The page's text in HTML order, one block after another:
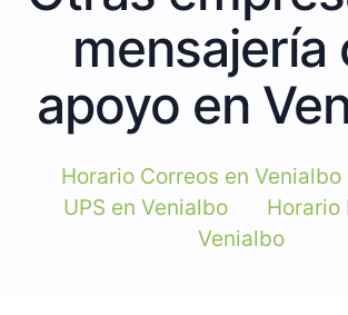
mensajería
apoyo en
Horario Correos en Venialbo
UPS en Venialbo
Horario
Venialbo